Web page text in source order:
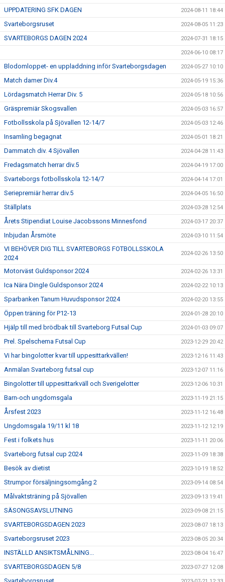
UPPDATERING SFK DAGEN 2024-08-11 18:44
Svarteborgsruset 2024-08-05 11:23
SVARTEBORGS DAGEN 2024 2024-07-31 18:15
2024-06-10 08:17
Blodomloppet- en uppladdning inför Svarteborgsdagen 2024-05-27 10:10
Match damer Div.4 2024-05-19 15:36
Lördagsmatch Herrar Div. 5 2024-05-18 10:56
Gräspremiär Skogsvallen 2024-05-03 16:57
Fotbollsskola på Sjövallen 12-14/7 2024-05-03 12:46
Insamling begagnat 2024-05-01 18:21
Dammatch div. 4 Sjövallen 2024-04-28 11:43
Fredagsmatch herrar div.5 2024-04-19 17:00
Svarteborgs fotbollsskola 12-14/7 2024-04-14 17:01
Seriepremiär herrar div.5 2024-04-05 16:50
Ställplats 2024-03-28 12:54
Årets Stipendiat Louise Jacobssons Minnesfond 2024-03-17 20:37
Inbjudan Årsmöte 2024-03-10 11:54
VI BEHÖVER DIG TILL SVARTEBORGS FOTBOLLSSKOLA
2024
2024-02-26 13:50
Motorväst Guldsponsor 2024 2024-02-26 13:31
Ica Nära Dingle Guldsponsor 2024 2024-02-22 10:13
Sparbanken Tanum Huvudsponsor 2024 2024-02-20 13:55
Öppen träning för P12-13 2024-01-28 20:10
Hjälp till med brödbak till Svarteborg Futsal Cup 2024-01-03 09:07
Prel. Spelschema Futsal Cup 2023-12-29 20:42
Vi har bingolotter kvar till uppesittarkvällen! 2023-12-16 11:43
Anmälan Svarteborg futsal cup 2023-12-07 11:16
Bingolotter till uppesittarkväll och Sverigelotter 2023-12-06 10:31
Barn-och ungdomsgala 2023-11-19 21:15
Årsfest 2023 2023-11-12 16:48
Ungdomsgala 19/11 kl 18 2023-11-12 12:19
Fest i folkets hus 2023-11-11 20:06
Svarteborg futsal cup 2024 2023-11-09 18:38
Besök av dietist 2023-10-19 18:52
Strumpor försäljningsomgång 2 2023-09-14 08:54
Målvaktsträning på Sjövallen 2023-09-13 19:41
SÄSONGSAVSLUTNING 2023-09-08 21:15
SVARTEBORGSDAGEN 2023 2023-08-07 18:13
Svarteborgsruset 2023 2023-08-05 20:34
INSTÄLLD ANSIKTSMÅLNING... 2023-08-04 16:47
SVARTEBORGSDAGEN 5/8 2023-07-27 12:08